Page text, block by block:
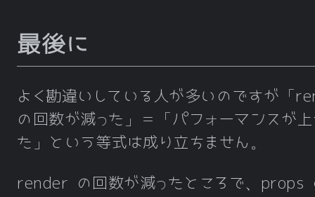
最後に
よく勘違いしている人が多いのですが「
の回数が減った」＝「パフォーマンスが上
た」という等式は成り立ちません。
render の回数が減ったところで、props